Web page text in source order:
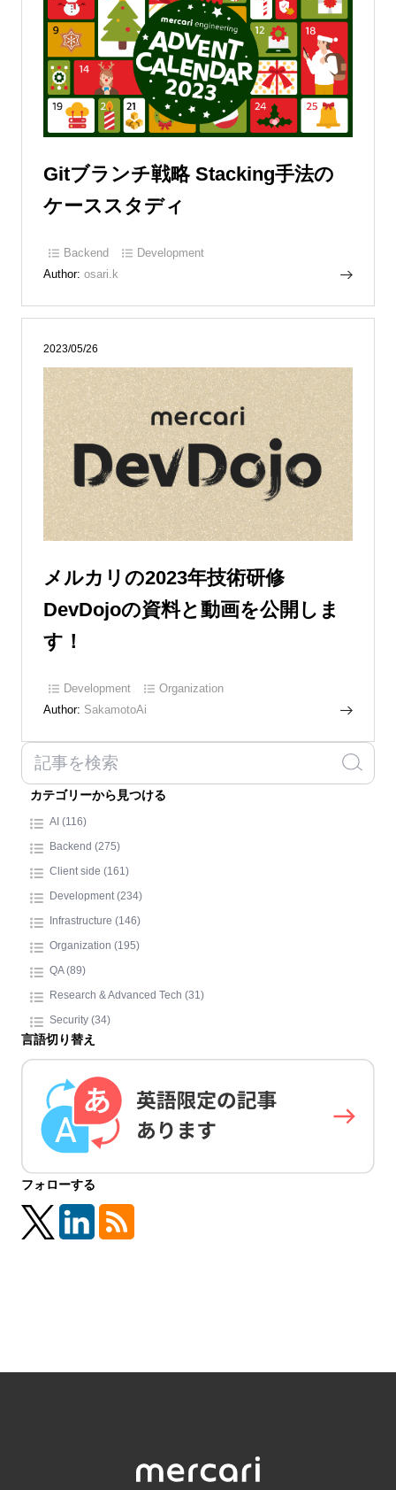
Gitブランチ戦略 Stacking手法の
ケーススタディ
Backend
Development
Author: osari.k
2023/05/26
メルカリの2023年技術研修
DevDojoの資料と動画を公開しま
す！
Development
Organization
Author: SakamotoAi
カテゴリーから見つける
AI (116)
Backend (275)
Client side (161)
Development (234)
Infrastructure (146)
Organization (195)
QA (89)
Research & Advanced Tech (31)
Security (34)
言語切り替え
フォローする